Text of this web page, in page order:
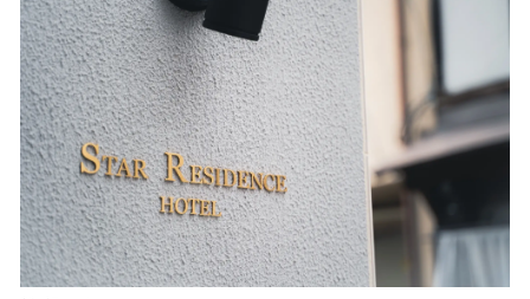
を
読
み
込
み
中
で
す